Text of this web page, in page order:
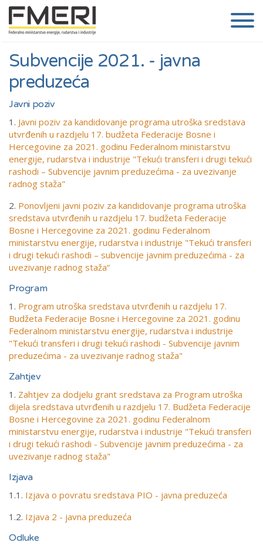
Subvencije 2021. - javna
preduzeća
Javni poziv
1. Javni poziv za kandidovanje programa utroška sredstava
utvrđenih u razdjelu 17. budžeta Federacije Bosne i
Hercegovine za 2021. godinu Federalnom ministarstvu
energije, rudarstva i industrije "Tekući transferi i drugi tekući
rashodi – Subvencije javnim preduzećima - za uvezivanje
radnog staža"
2. Ponovljeni javni poziv za kandidovanje programa utroška
sredstava utvrđenih u razdjelu 17. budžeta Federacije
Bosne i Hercegovine za 2021. godinu Federalnom
ministarstvu energije, rudarstva i industrije "Tekući transferi
i drugi tekući rashodi – subvencije javnim preduzećima - za
uvezivanje radnog staža“
Program
1. Program utroška sredstava utvrđenih u razdjelu 17.
Budžeta Federacije Bosne i Hercegovine za 2021. godinu
Federalnom ministarstvu energije, rudarstva i industrije
"Tekući transferi i drugi tekući rashodi - Subvencije javnim
preduzećima - za uvezivanje radnog staža"
Zahtjev
1. Zahtjev za dodjelu grant sredstava za Program utroška
dijela sredstava utvrđenih u razdjelu 17. Budžeta Federacije
Bosne i Hercegovine za 2021. godinu Federalnom
ministarstvu energije, rudarstva i industrije "Tekući transferi
i drugi tekući rashodi - Subvencije javnim preduzećima - za
uvezivanje radnog staža"
Izjava
1.1. Izjava o povratu sredstava PIO - javna preduzeća
1.2. Izjava 2 - javna preduzeća
Odluke